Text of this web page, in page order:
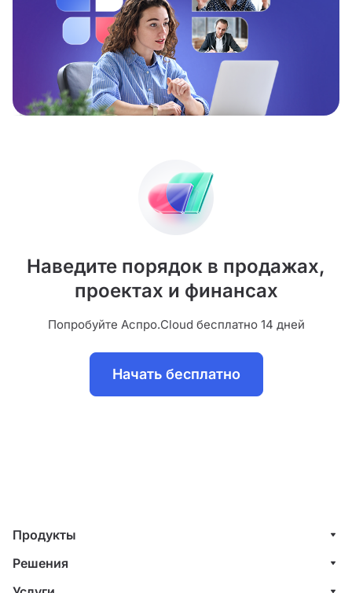
Наведите порядок в продажах,
проектах и финансах
Попробуйте Аспро.Cloud бесплатно 14 дней
Начать бесплатно
Продукты
Управление клиентами (CRM)
Проекты
Решения
ИТ-компании